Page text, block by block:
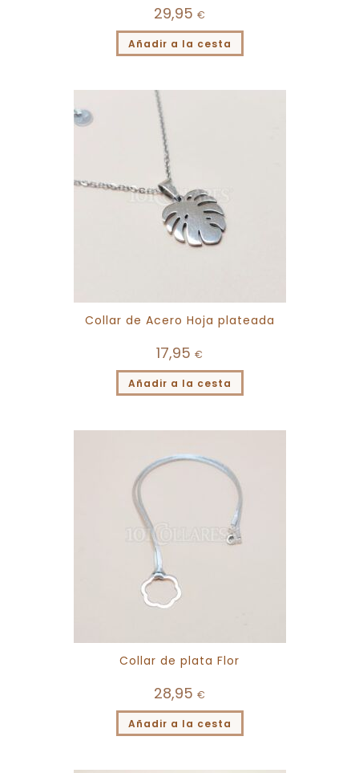
29,95 €
Añadir a la cesta
Collar de Acero Hoja plateada
17,95 €
Añadir a la cesta
Collar de plata Flor
28,95 €
Añadir a la cesta